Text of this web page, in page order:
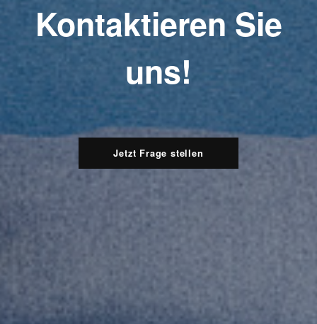
Kontaktieren Sie
uns!
Jetzt Frage stellen